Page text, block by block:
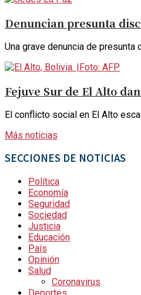
Denuncian presunta
Una grave denuncia de
Fejuve Sur de El Alto
El conflicto social en El Alto
Más noticias
SECCIONES DE NOTICIAS
Política
Economía
Seguridad
Sociedad
Justicia
Educación
País
Opinión
Salud
Coronavirus